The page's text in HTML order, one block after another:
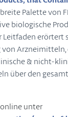
Palette von
biologische
erörtert
& nicht-
über den
unter